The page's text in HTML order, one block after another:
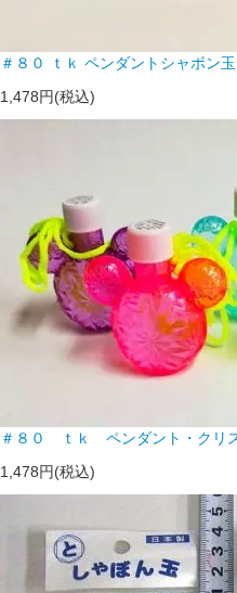
＃８０ ｔｋ ペンダントシャボン
1,478円(税込)
＃８０ ｔｋ ペンダント・クリス
1,478円(税込)